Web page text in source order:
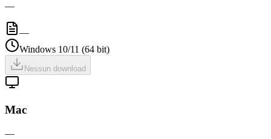
—
—
Windows 10/11 (64 bit)
Nessun download
Mac
—